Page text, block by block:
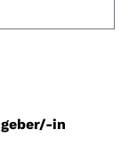
in